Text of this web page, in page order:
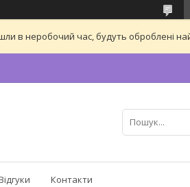
в неробочий час, будуть оброблені
Контакти